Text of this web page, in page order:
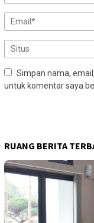
Simpan nama,
untuk komentar saya
RUANG BERITA